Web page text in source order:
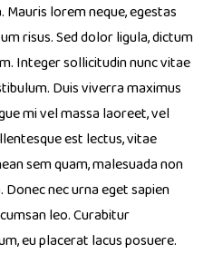
lorem neque, egestas
risus. Sed dolor ligula, dictum
Integer sollicitudin nunc vitae
Duis viverra maximus
mi vel massa laoreet, vel
est lectus, vitae
sem quam, malesuada non
nec urna eget sapien
leo. Curabitur
eu placerat lacus posuere.